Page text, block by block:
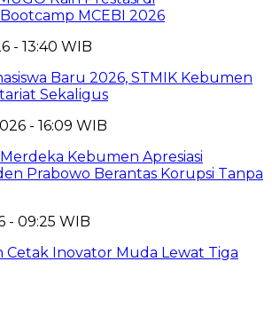
MCEBI 2026
- 13:40 WIB
Baru 2026, STMIK Kebumen
Sekaligus
- 16:09 WIB
Kebumen Apresiasi
Prabowo Berantas Korupsi Tanpa
- 09:25 WIB
Cetak Inovator Muda Lewat Tiga